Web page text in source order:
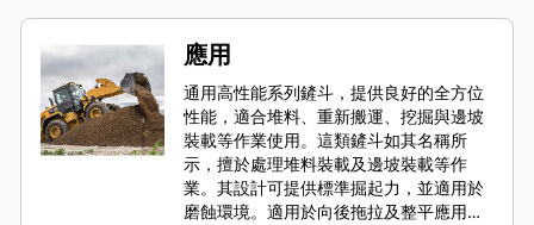
應用
通用高性能系列鏟斗，提供良好的全方位
性能，適合堆料、重新搬運、挖掘與邊坡
裝載等作業使用。這類鏟斗如其名稱所
示，擅於處理堆料裝載及邊坡裝載等作
業。其設計可提供標準掘起力，並適用於
磨蝕環境。適用於向後拖拉及整平應用。